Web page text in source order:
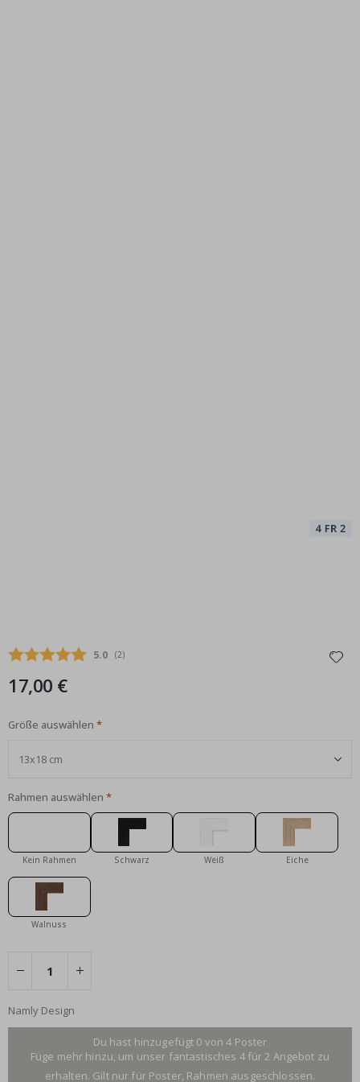
Durchschnittliche Bewertung:
5.0 (abgegebene bewertungen:
2)
17,00 €
Größe auswählen
Rahmen auswählen
Kein Rahmen Schwarz Weiß Eiche
Walnuss
Namly Design
Du hast hinzugefügt 0 von 4 Poster
Füge mehr hinzu, um unser fantastisches 4 für 2 Angebot zu
erhalten. Gilt nur für Poster, Rahmen ausgeschlossen.